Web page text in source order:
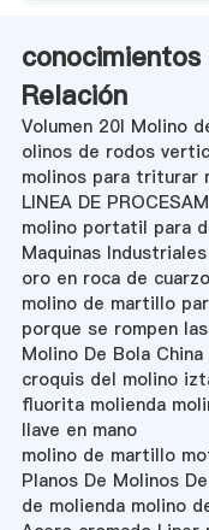
Relación
Volumen 20l Molino
olinos de rodos
molinos para triturar
LINEA DE
molino portatil para
Maquinas
oro en roca de cuarzo
molino de martillo
porque se rompen
Molino De Bola China
croquis del molino
fluorita molienda
llave en mano
molino de martillo
Planos De Molinos
de molienda molino